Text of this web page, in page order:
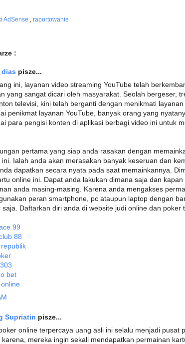
AdSense , raportowanie
:
pisze...
ini, layanan video streaming YouTube telah
yang sangat dicari oleh masyarakat. Seolah bergeser,
televisi, kini telah berganti dengan menikmati
penikmat layanan YouTube, banyak orang yang
para pengisi konten di aplikasi berbagi video ini untuk
pertama yang siap anda rasakan dengan
ini. Ialah anda akan merasakan banyak keseruan dan
dapatkan secara nyata pada saat memainkannya.
online ini. Dapat anda lakukan dimana saja dan
anda masing-masing. Karena anda mengakses
peran smartphone, pc ataupun laptop dengan
saja. Daftarkan diri anda di website judi online dan poker
99
88
bet
Supriatin pisze...
online terpercaya uang asli ini selalu menjadi pusat
karena, mereka ingin sekali mendapatkan permainan